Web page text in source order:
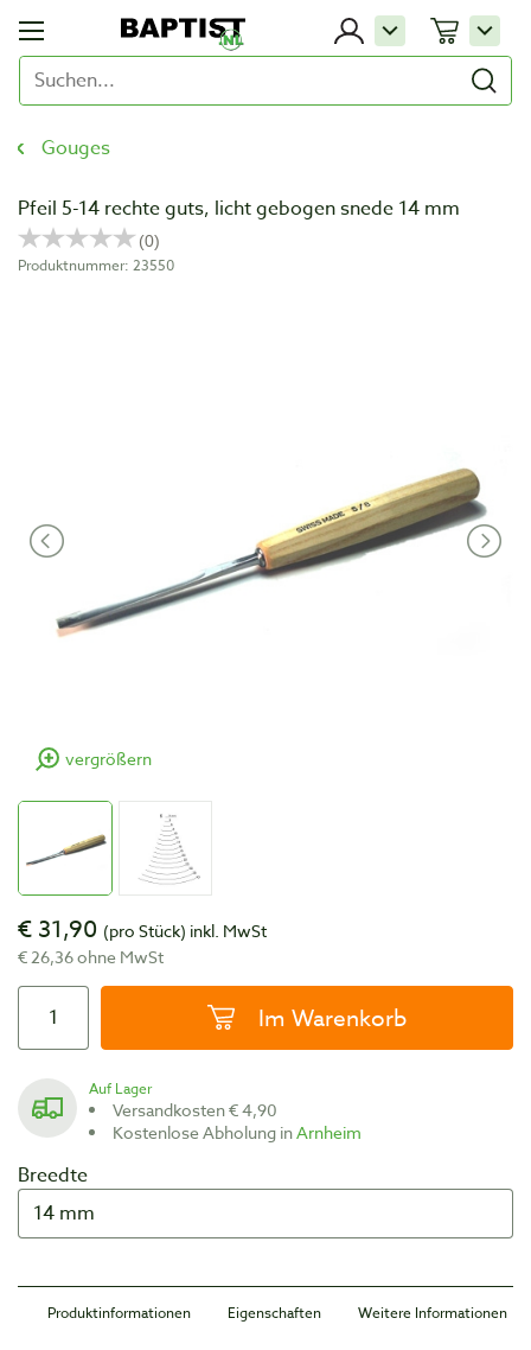
Gouges
Pfeil 5-14 rechte guts, licht gebogen snede 14 mm
Produktnummer: 23550
vergrößern
€ 31,90 (pro Stück) inkl. MwSt
€ 26,36 ohne MwSt
Im Warenkorb
Auf Lager
Versandkosten € 4,90
Kostenlose Abholung inArnheim
Breedte
Produktinformationen Eigenschaften Weitere Informationen